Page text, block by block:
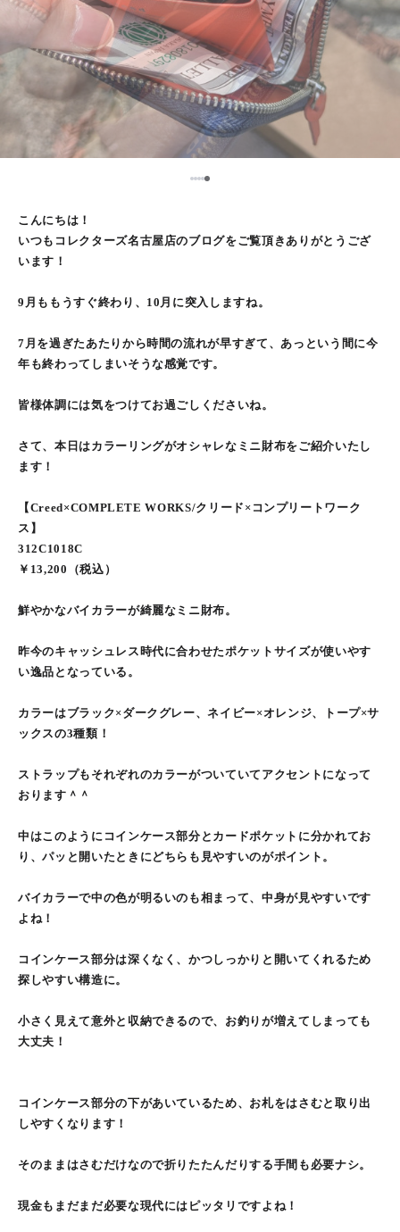
1234
こんにちは！
いつもコレクターズ名古屋店のブログをご覧頂きありがとうござ
います！
9月ももうすぐ終わり、10月に突入しますね。
7月を過ぎたあたりから時間の流れが早すぎて、あっという間に今
年も終わってしまいそうな感覚です。
皆様体調には気をつけてお過ごしくださいね。
さて、本日はカラーリングがオシャレなミニ財布をご紹介いたし
ます！
【Creed×COMPLETE WORKS/クリード×コンプリートワーク
ス】
312C1018C
￥13,200（税込）
鮮やかなバイカラーが綺麗なミニ財布。
昨今のキャッシュレス時代に合わせたポケットサイズが使いやす
い逸品となっている。
カラーはブラック×ダークグレー、ネイビー×オレンジ、トープ×サ
ックスの3種類！
ストラップもそれぞれのカラーがついていてアクセントになって
おります＾＾
中はこのようにコインケース部分とカードポケットに分かれてお
り、パッと開いたときにどちらも見やすいのがポイント。
バイカラーで中の色が明るいのも相まって、中身が見やすいです
よね！
コインケース部分は深くなく、かつしっかりと開いてくれるため
探しやすい構造に。
小さく見えて意外と収納できるので、お釣りが増えてしまっても
大丈夫！
コインケース部分の下があいているため、お札をはさむと取り出
しやすくなります！
そのままはさむだけなので折りたたんだりする手間も必要ナシ。
現金もまだまだ必要な現代にはピッタリですよね！